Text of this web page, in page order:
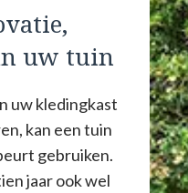
uw tuin
uw kledingkast
kan een tuin
gebruiken.
jaar ook wel